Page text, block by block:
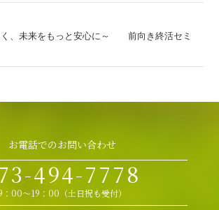
く、未来をもっと安心に～ 前向き終活セミ
お電話でのお問い合わせ
494-7778
：00～19：00（土日祝も受付）